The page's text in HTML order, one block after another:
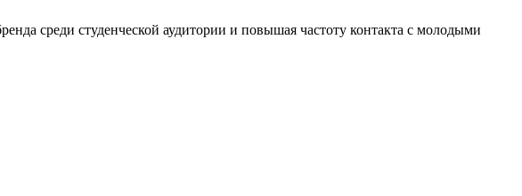
среди студенческой аудитории и повышая частоту контакта с молодыми